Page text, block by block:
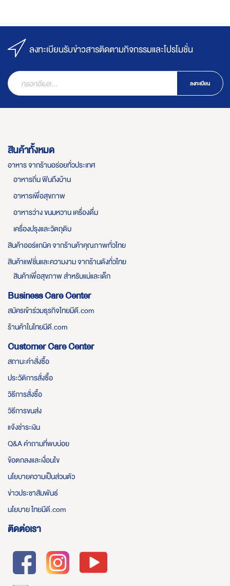
ลงทะเบียนรับข่าวสารติดตามกิจกรรมและโปรโมชั่น
ลงทะเบียน
สินค้าทั้งหมด
อาหาร จากร้านอร่อยทั่วประเทศ
อาหารถิ่น ฟินถึงบ้าน
อาหารเพื่อสุขภาพ
อาหารว่าง ขนมหวาน เครื่องดื่ม
เครื่องปรุงและวัตถุดิบ
สินค้าออร์แกนิค จากร้านค้าคุณภาพทั่วไทย
สินค้าแฟชั่นและความงาม จากร้านดังทั่วไทย
สินค้าเพื่อสุขภาพ สำหรับแม่และเด็ก
Business Care Center
สมัครเข้าร่วมธุรกิจไทยมีดี.com
ร้านค้าในไทยมีดี.com
Customer Care Center
สถานะคำสั่งซื้อ
ประวัติการสั่งซื้อ
วิธีการสั่งซื้อ
วิธีการขนส่ง
แจ้งชำระเงิน
Q&A คำถามที่พบบ่อย
ข้อตกลงและเงื่อนไข
นโยบายความเป็นส่วนตัว
ข่าวประชาสัมพันธ์
นโยบาย ไทยมีดี.com
ติดต่อเรา